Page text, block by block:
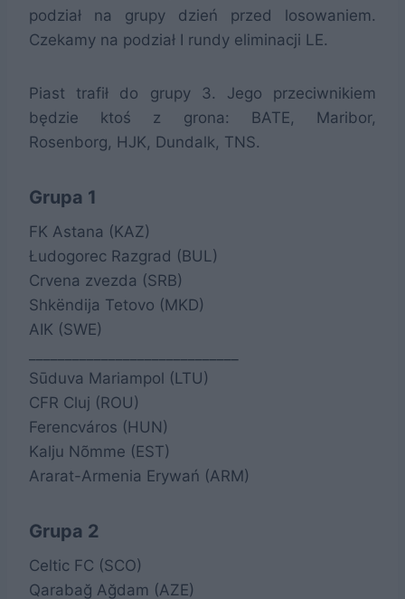
podział na grupy dzień przed losowaniem.
Czekamy na podział I rundy eliminacji LE.
Piast trafił do grupy 3. Jego przeciwnikiem
będzie ktoś z grona: BATE, Maribor,
Rosenborg, HJK, Dundalk, TNS.
Grupa 1
FK Astana (KAZ)
Łudogorec Razgrad (BUL)
Crvena zvezda (SRB)
Shkëndija Tetovo (MKD)
AIK (SWE)
Sūduva Mariampol (LTU)
CFR Cluj (ROU)
Ferencváros (HUN)
Kalju Nõmme (EST)
Ararat-Armenia Erywań (ARM)
Grupa 2
Celtic FC (SCO)
Qarabağ Ağdam (AZE)